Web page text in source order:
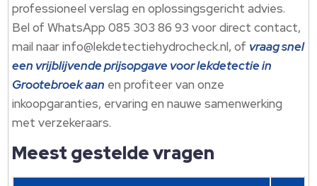
professioneel verslag en oplossingsgericht advies.​
Bel of WhatsApp 085 303 86 93 voor direct contact,
mail naar info@lekdetectiehydrocheck.​nl, of vraag snel
een vrijblijvende prijsopgave voor lekdetectie in
Grootebroek aan en profiteer van onze
inkoopgaranties, ervaring en nauwe samenwerking
met verzekeraars.​
Meest gestelde vragen